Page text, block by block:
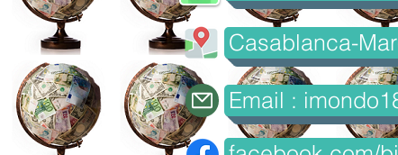
Casablanca-
Email :